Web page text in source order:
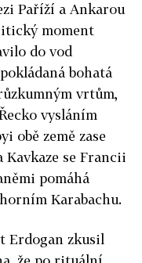
Paříží a Ankarou
moment
do vod
bohatá
vrtům,
vysláním
obě země zase
se Francii
pomáhá
Karabachu.
Erdogan zkusil